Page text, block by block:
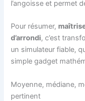
l’angoisse et permet
Pour résumer,
d’arrondi, c’est
un simulateur fiable,
simple gadget
Moyenne, médiane,
pertinent